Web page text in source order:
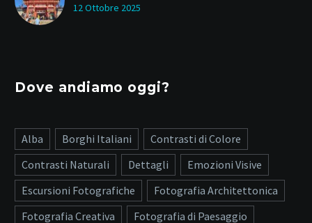
12 Ottobre 2025
Dove andiamo oggi?
Alba Borghi Italiani
Contrasti di Colore
Contrasti Naturali
Dettagli
Emozioni Visive
Escursioni Fotografiche
Fotografia Architettonica
Fotografia Creativa
Fotografia di Paesaggio